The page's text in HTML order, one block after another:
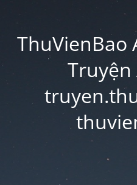
ThuVienBao